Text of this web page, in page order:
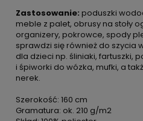
Zastosowanie: poduszki
meble z palet, obrusy na stoły
organizery, pokrowce, spody
sprawdzi się również do
dla dzieci np. śliniaki, fartuszki,
i śpiworki do wózka, mufki, a
nerek.
Szerokość: 160 cm
Gramatura: ok. 210 g/m2